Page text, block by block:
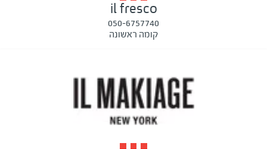
il fresco
050-6757740
קומה ראשונה